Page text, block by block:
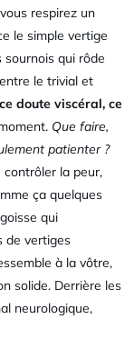
respirez un
le simple vertige
qui rôde
le trivial et
doute viscéral, ce
Que faire,
patienter ?
contrôler la peur,
ça quelques
qui
de vertiges
à la vôtre,
solide. Derrière les
neurologique,